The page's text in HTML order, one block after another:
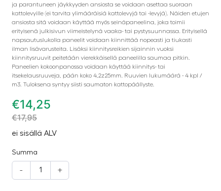
ja parantuneen jäykkyyden ansiosta se voidaan asettaa suoraan
kattolevyille (ei tarvita ylimääräisiä kattolevyjä tai -levyjä). Näiden etujen
ansiosta sitä voidaan käyttää myös seinäpaneelina, joka toimii
erityisenä julkisivun viimeistelynä vaaka- tai pystysuunnassa. Erityisellä
napsautuslukolla paneelit voidaan kiinnittää nopeasti ja tiukasti
ilman lisävarusteita. Lisäksi kiinnitysreikien sijainnin vuoksi
kiinnitysruuvit peitetään vierekkäisellä paneelilla saumaa pitkin.
Paneelien kokoonpanossa voidaan käyttää kiinnitys- tai
itsekelausruuveja, pään koko 4,2z25mm. Ruuvien lukumäärä - 4 kpl /
m3. Tuloksena syntyy siisti saumaton kattopäällyste.
€14,25
€17,95
ei sisällä ALV
Summa
- +